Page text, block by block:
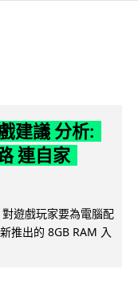
建議 分析:
連自家
遊戲玩家要為電腦配
推出的 8GB RAM 入